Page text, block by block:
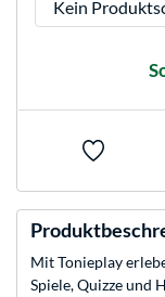
Mit Tonieplay
Spiele, Quizze und